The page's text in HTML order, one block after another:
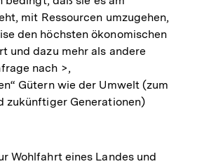
der
mit Ressourcen umzugehen,
den höchsten ökonomischen
und dazu mehr als andere
nach >,
Gütern wie der Umwelt (zum
zukünftiger Generationen)
Wohlfahrt eines Landes und